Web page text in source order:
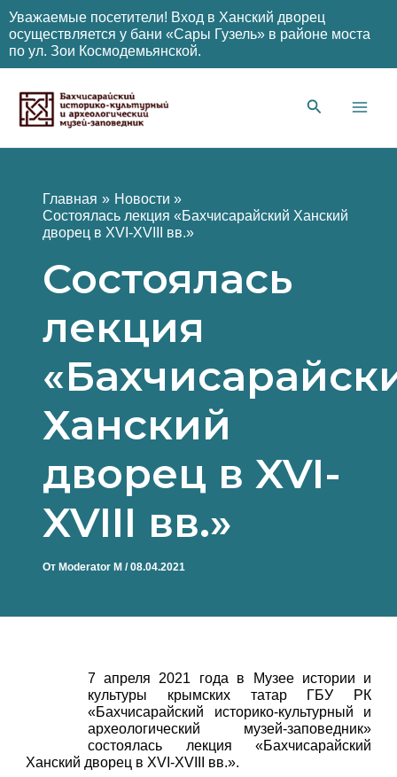
Уважаемые посетители! Вход в Ханский дворец
осуществляется у бани «Сары Гузель» в районе моста
по ул. Зои Космодемьянской.
содержимому
Главная
Новости
Состоялась лекция «Бахчисарайский Ханский
дворец в XVI-XVIII вв.»
Состоялась
лекция
Ханский
дворец в XVI-
XVIII вв.»
От Moderator M /08.04.2021
7 апреля 2021 года в Музее истории и
культуры крымских татар ГБУ РК
«Бахчисарайский историко-культурный и
археологический музей-заповедник»
состоялась лекция «Бахчисарайский
Ханский дворец в XVI-XVIII вв.».